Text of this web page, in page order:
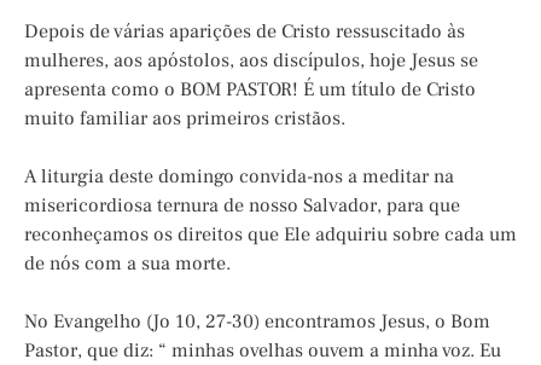
Depois de várias aparições de Cristo ressuscitado às
mulheres, aos apóstolos, aos discípulos, hoje Jesus se
apresenta como o BOM PASTOR! É um título de Cristo
muito familiar aos primeiros cristãos.
A liturgia deste domingo convida-nos a meditar na
misericordiosa ternura de nosso Salvador, para que
reconheçamos os direitos que Ele adquiriu sobre cada um
de nós com a sua morte.
No Evangelho (Jo 10, 27-30) encontramos Jesus, o Bom
Pastor, que diz: “ minhas ovelhas ouvem a minha voz. Eu